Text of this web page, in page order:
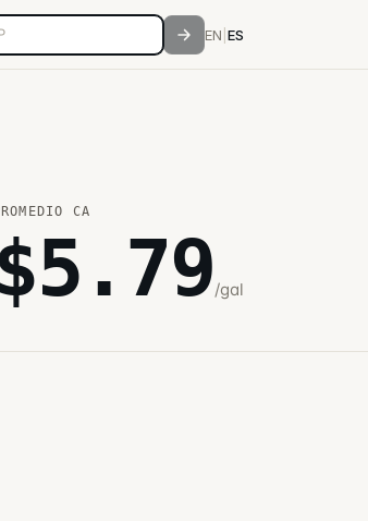
de 5 dígitos EN ES
CA
5.79/gal